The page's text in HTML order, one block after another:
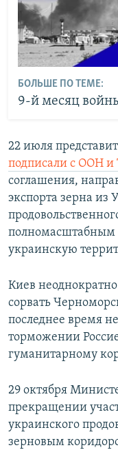
БОЛЬШЕ ПО ТЕМЕ:
9-й месяц
22 июля
подписали с ООН и
соглашения,
экспорта зерна из
полномасштабным
украинскую
Киев
сорвать
последнее время
торможении
гуманитарному
29 октября
прекращении
украинского
зерновым